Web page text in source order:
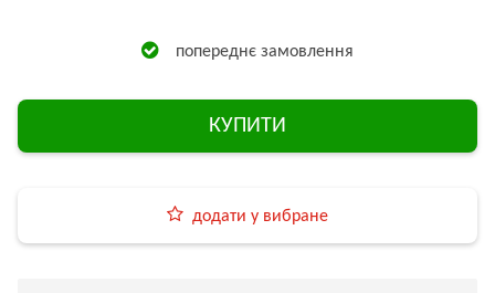
попереднє замовлення
КУПИТИ
додати у вибране